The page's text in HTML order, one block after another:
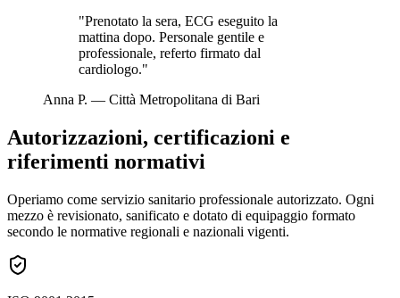
"Prenotato la sera, ECG eseguito la
mattina dopo. Personale gentile e
professionale, referto firmato dal
cardiologo."
Anna P. — Città Metropolitana di Bari
Autorizzazioni, certificazioni e
riferimenti normativi
Operiamo come servizio sanitario professionale autorizzato. Ogni
mezzo è revisionato, sanificato e dotato di equipaggio formato
secondo le normative regionali e nazionali vigenti.